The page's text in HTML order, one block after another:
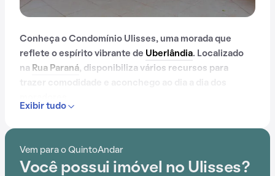
Conheça o Condomínio Ulisses, uma morada que
reflete o espírito vibrante de Uberlândia. Localizado
na Rua Paraná, disponibiliza vários recursos para
Contando com portaria 24 horas, piscina, gás
gourmet na área comum, o Condomínio Ulisses é
preparado para atender às necessidades dos
Exibir tudo
Vem para o QuintoAndar
Você possui imóvel no Ulisses?